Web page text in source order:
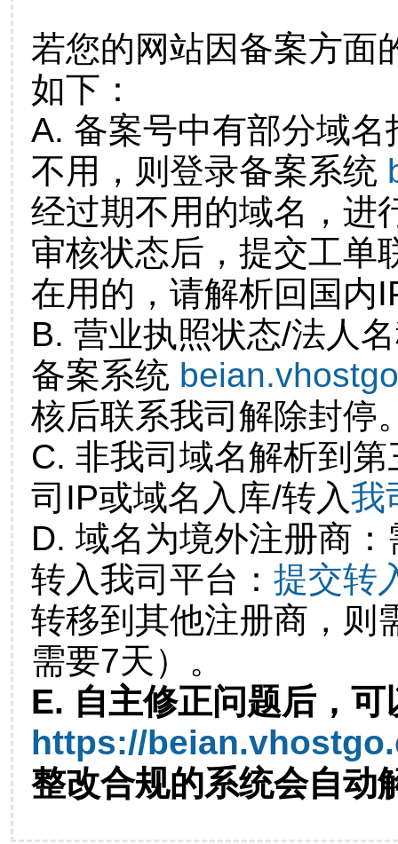
若您的网站因备案方面
如下：
A. 备案号中有部分域
不用，则登录备案系统
经过期不用的域名，进
审核状态后，提交工单
在用的，请解析回国内
B. 营业执照状态/法人
备案系统
核后联系我司解除封停
C. 非我司域名解析到
司IP或域名入库/转入我
D. 域名为境外注册商
转入我司平台： 提交转
转移到其他注册商，则
需要7天）。
E. 自主修正问题后，可
https://
整改合规的系统会自动